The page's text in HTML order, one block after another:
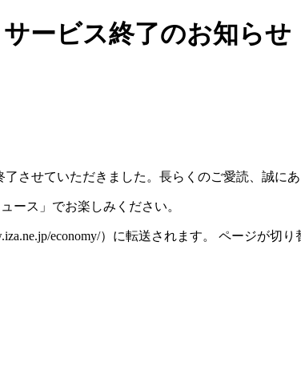
ービス終了のお知らせ
させていただきました。長らくのご愛読、誠に
ース」でお楽しみください。
economy/）に転送されます。 ページが